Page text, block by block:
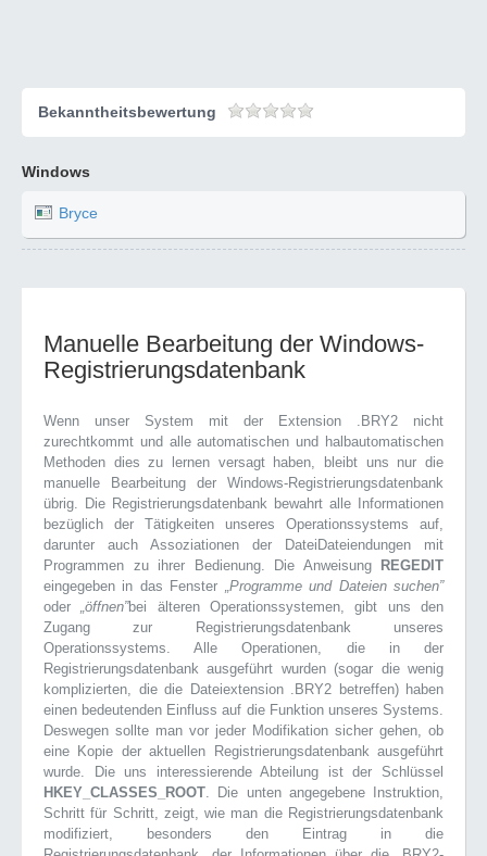
Bekanntheitsbewertung
Windows
Bryce
Manuelle Bearbeitung der Windows-
Registrierungsdatenbank
Wenn unser System mit der Extension .BRY2 nicht
zurechtkommt und alle automatischen und halbautomatischen
Methoden dies zu lernen versagt haben, bleibt uns nur die
manuelle Bearbeitung der Windows-Registrierungsdatenbank
übrig. Die Registrierungsdatenbank bewahrt alle Informationen
bezüglich der Tätigkeiten unseres Operationssystems auf,
darunter auch Assoziationen der DateiDateiendungen mit
Programmen zu ihrer Bedienung. Die Anweisung
REGEDIT
eingegeben in das Fenster „Programme und Dateien suchen”
oder„öffnen”bei älteren Operationssystemen, gibt uns den
Zugang zur Registrierungsdatenbank unseres
Operationssystems. Alle Operationen, die in der
Registrierungsdatenbank ausgeführt wurden (sogar die wenig
komplizierten, die die Dateiextension .BRY2 betreffen) haben
einen bedeutenden Einfluss auf die Funktion unseres Systems.
Deswegen sollte man vor jeder Modifikation sicher gehen, ob
eine Kopie der aktuellen Registrierungsdatenbank ausgeführt
wurde. Die uns interessierende Abteilung ist der Schlüssel
HKEY_CLASSES_ROOT. Die unten angegebene Instruktion,
Schritt für Schritt, zeigt, wie man die Registrierungsdatenbank
modifiziert, besonders den Eintrag in die